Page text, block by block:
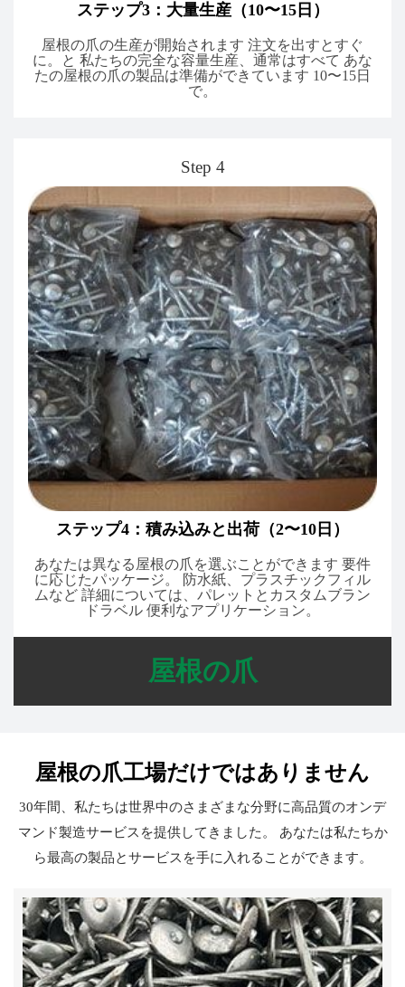
屋根の爪
ステップ3：大量生産（10〜15日）
屋根の爪の生産が開始されます 注文を出すとすぐ
に。と 私たちの完全な容量生産、通常はすべて あな
たの屋根の爪の製品は準備ができています 10〜15日
で。
Step 4
ステップ4：積み込みと出荷（2〜10日）
あなたは異なる屋根の爪を選ぶことができます 要件
に応じたパッケージ。 防水紙、プラスチックフィル
ムなど 詳細については、パレットとカスタムブラン
ドラベル 便利なアプリケーション。
屋根の爪工場だけではありません
30年間、私たちは世界中のさまざまな分野に高品質のオンデ
マンド製造サービスを提供してきました。 あなたは私たちか
ら最高の製品とサービスを手に入れることができます。